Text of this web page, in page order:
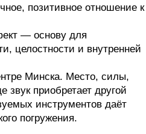
позитивное отношение к
— основу для
целостности и внутренней
Минска. Место, силы,
звук приобретает другой
инструментов даёт
погружения.